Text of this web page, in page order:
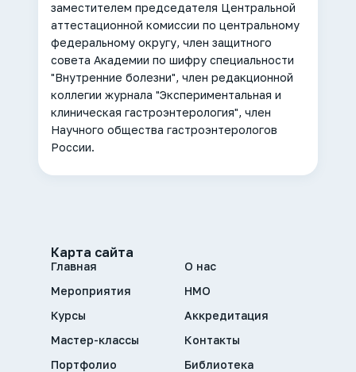
заместителем председателя Центральной
аттестационной комиссии по центральному
федеральному округу, член защитного
совета Академии по шифру специальности
"Внутренние болезни", член редакционной
коллегии журнала "Экспериментальная и
клиническая гастроэнтерология", член
Научного общества гастроэнтерологов
России.
Карта сайта
Главная
Мероприятия
Курсы
Мастер-классы
Портфолио
О нас
НМО
Аккредитация
Контакты
Библиотека